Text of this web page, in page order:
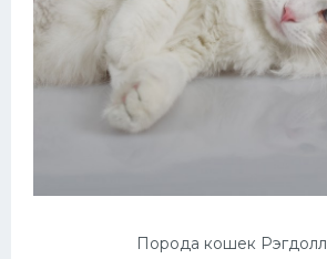
Порода кошек Рэгдолл